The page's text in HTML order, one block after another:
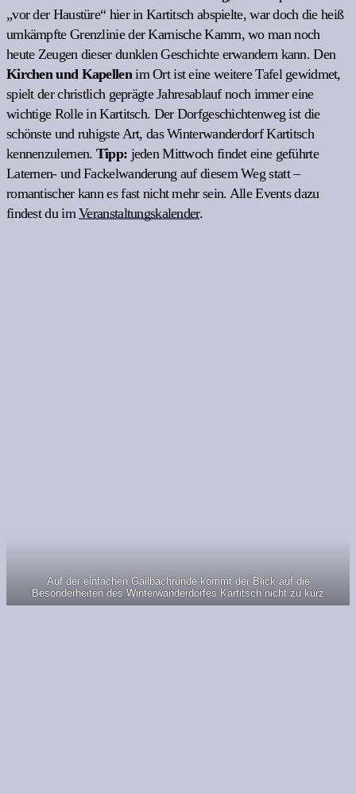
„vor der Haustüre“ hier in Kartitsch abspielte, war doch die heiß
umkämpfte Grenzlinie der Karnische Kamm, wo man noch
heute Zeugen dieser dunklen Geschichte erwandern kann. Den
Kirchen und Kapellenim Ort ist eine weitere Tafel gewidmet,
spielt der christlich geprägte Jahresablauf noch immer eine
wichtige Rolle in Kartitsch. Der Dorfgeschichtenweg ist die
schönste und ruhigste Art, das Winterwanderdorf Kartitsch
kennenzulernen. Tipp: jeden Mittwoch findet eine geführte
Laternen- und Fackelwanderung auf diesem Weg statt –
romantischer kann es fast nicht mehr sein. Alle Events dazu
findest du imVeranstaltungskalender.
Auf der einfachen Gailbachrunde kommt der Blick auf die
Besonderheiten des Winterwanderdorfes Kartitsch nicht zu kurz